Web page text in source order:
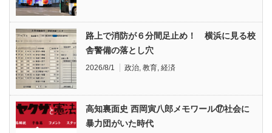
路上で消防が６分間足止め！ 横浜に見る校
舎警備の落とし穴
2026/8/1 政治, 教育, 経済
高知裏面史 西岡寅八郎メモワール⑰社会に
暴力団がいた時代